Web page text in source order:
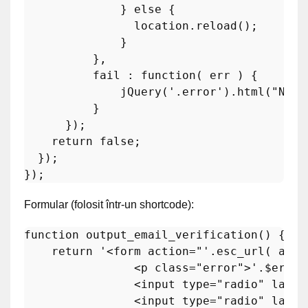
              }
else {
                location.
reload ();
              }
          },
          fail :
function ( err
) {
jQuery ( '.error' ). html ( "Nu
          }
      });
return
false ;
  });
Formular (folosit într-un shortcode):
function output_email_verification ( ) {
return
'<form action="' . esc_url (
                <p class="error">'
. $error
<input type="radio"
<input type="radio"